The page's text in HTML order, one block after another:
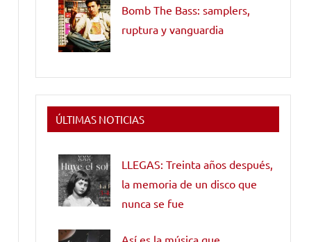
Bomb The Bass: samplers,
ruptura y vanguardia
ÚLTIMAS NOTICIAS
LLEGAS: Treinta años después,
la memoria de un disco que
nunca se fue
Así es la música que